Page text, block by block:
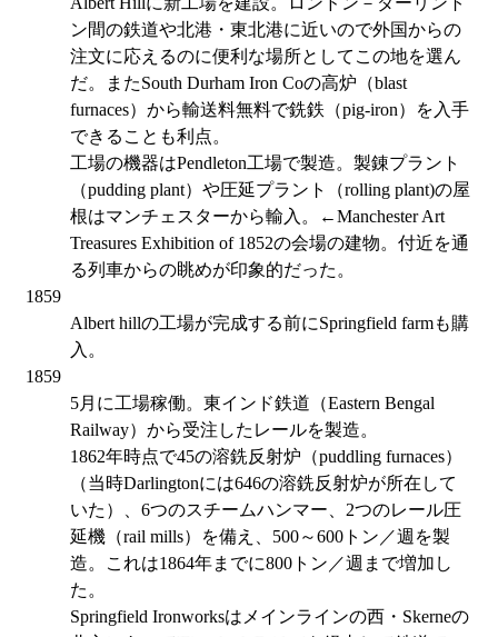
ン間の鉄道や北港・東北港に近いので外国からの
注文に応えるのに便利な場所としてこの地を選ん
だ。またSouth Durham Iron Coの高炉（blast
furnaces）から輸送料無料で銑鉄（pig-iron）を入手
できることも利点。
工場の機器はPendleton工場で製造。製錬プラント
（pudding plant）や圧延プラント（rolling plant)の屋
根はマンチェスターから輸入。←Manchester Art
Treasures Exhibition of 1852の会場の建物。付近を通
る列車からの眺めが印象的だった。
1859
Albert hillの工場が完成する前にSpringfield farmも購
入。
1859
5月に工場稼働。東インド鉄道（Eastern Bengal
Railway）から受注したレールを製造。
1862年時点で45の溶銑反射炉（puddling furnaces）
（当時Darlingtonには646の溶銑反射炉が所在して
いた）、6つのスチームハンマー、2つのレール圧
延機（rail mills）を備え、500～600トン／週を製
造。これは1864年までに800トン／週まで増加し
た。
Springfield Ironworksはメインラインの西・Skerneの